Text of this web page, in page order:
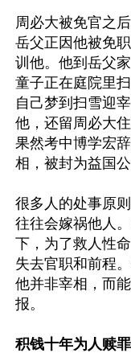
周必大被免官之
岳父正因他被免
训他。他到岳父
童子正在庭院里
自己梦到扫雪迎
他，还留周必大
果然考中博学宏
相，被封为益国公
很多人的处事原
往往会嫁祸他人
下，为了救人性
失去官职和前程
他并非宰相，而
报。
积钱十年为人赎